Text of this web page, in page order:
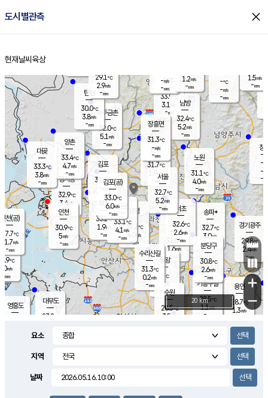
도시별관측 close
홈
현재날씨 육상
의도
℃
m/s
mm
영흥도
양주
33.9℃
3.1
-mm
과천
31.6℃
1.6m/s
- mm
용인
28.7℃
1.3m/s
경기광주
29.8℃
2.4m/s
-mm
2.9m/s
대부도
23.2
14.0
경서동
32.9℃
3.4 m/s
-mm
파주금촌
32.0℃
5.1 m/s
-mm
-℃
-m/s
-mm
대곶
33.3℃
3.8m/s
-mm
창
-
-m/
-
탄현
30.0℃
3.8m/s
-mm
1.5m/s
-mm
의왕
- ℃
m/s
mm
김포
32.6℃
-m/s
mm
광명
33.2 ℃
4.0 m/s
-mm
부천
33.2℃
1.9m/s
-mm
양촌
33.4℃
4.7m/s
-mm
구로
33.1℃
4.1 m/s
-mm
은평
31.7℃
1.9 m/s
- mm
노원
31.1℃
4.0m/s
-mm
송파*
32.7℃
3.0m/s
-mm
서초
32.6℃
2.6m/s
-mm
남방
32.4℃
5.2m/s
-mm
기흥구갈
28.5℃
1.1m/s
-
수리산길
31.3℃
0.2m/s
-mm
분당구
30.8℃
2.6m/s
-mm
장흥면
31.3℃
-m/s
-mm
-m/s
-mm
인천(공)
27.7℃
11.7m/s
-mm
김포(공)
33.0℃
6.0m/s
-mm
수원
28.5℃
3.5 m/s
인천
30.9℃
5m/s
-mm
서울
32.7℃
5.2m/s
-mm
29.1℃
2.9m/s
-mm
1.2m/s
-mm
+
−
20 km
요소
지역
날짜